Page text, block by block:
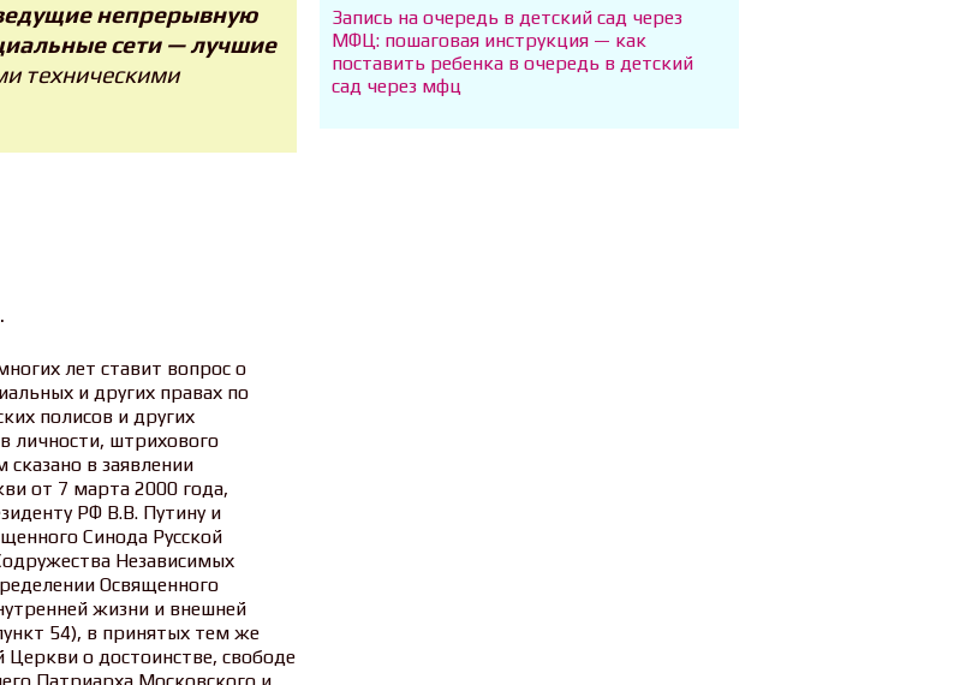
непрерывную
сети — лучшие
техническими
лет ставит вопрос о
и других правах по
полисов и других
личности, штрихового
в заявлении
от 7 марта 2000 года,
РФ В.В. Путину и
Синода Русской
Независимых
Освященного
жизни и внешней
54), в принятых тем же
Церкви о достоинстве, свободе
Запись на очередь в детский сад через
МФЦ: пошаговая инструкция — как
поставить ребенка в очередь в детский
сад через мфц